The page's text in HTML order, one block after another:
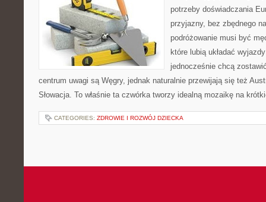
potrzeby doświadczania
przyjazny, bez zbędnego
podróżowanie musi być
które lubią układać
jednocześnie chcą
centrum uwagi są Węgry, jednak naturalnie przewijają się też
Słowacja. To właśnie ta czwórka tworzy idealną mozaikę na
CATEGORIES: ZDROWIE I ROZWÓJ DZIECKA